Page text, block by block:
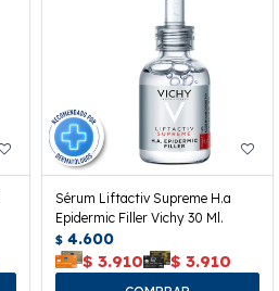
Sérum Liftactiv Supreme H.a
Epidermic Filler Vichy 30 Ml.
$ 4.600
$ 3.910 $ 3.910